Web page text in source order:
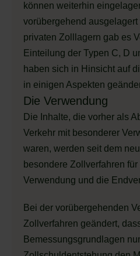
können weiterhin
vorübergehend
privaten Zolllagern gab es
Einteilung der Typen C, D
haben sich in Hinsicht auf
in einigen Aspekten
Die Verwendung
Die Inhalte, die vorher als
Verkehr mit besonderer
waren, werden seit dem
besondere Zollverfahren
Verwendung und die
Bei der vorübergehenden
Zollverfahren geändert,
Bemessungsgrundlagen